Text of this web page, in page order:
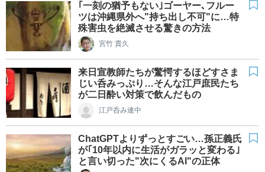
｢一刻の猶予もない｣ゴーヤー､フルー
ツは沖縄県外へ"持ち出し不可"に…特
殊害虫を絶滅させる驚きの方法
宮竹 貴久
来日宣教師たちが驚愕するほどすさま
じい呑みっぷり…そんな江戸庶民たち
が二日酔い対策で飲んだもの
江戸呑み連中
ChatGPTよりずっとすごい…孫正義氏
が｢10年以内に生活がガラッと変わる｣
と言い切った"次にくるAI"の正体